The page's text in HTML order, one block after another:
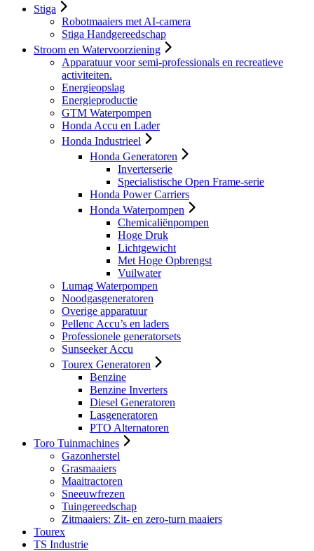
Stiga
Robotmaaiers met AI-camera
Stiga Handgereedschap
Stroom en Watervoorziening
Apparatuur voor semi-professionals en recreatieve
activiteiten.
Energieopslag
Energieproductie
GTM Waterpompen
Honda Accu en Lader
Honda Industrieel
Honda Generatoren
Inverterserie
Specialistische Open Frame-serie
Honda Power Carriers
Honda Waterpompen
Chemicaliënpompen
Hoge Druk
Lichtgewicht
Met Hoge Opbrengst
Vuilwater
Lumag Waterpompen
Noodgasgeneratoren
Overige apparatuur
Pellenc Accu’s en laders
Professionele generatorsets
Sunseeker Accu
Tourex Generatoren
Benzine
Benzine Inverters
Diesel Generatoren
Lasgeneratoren
PTO Alternatoren
Toro Tuinmachines
Gazonherstel
Grasmaaiers
Maaitractoren
Sneeuwfrezen
Tuingereedschap
Zitmaaiers: Zit- en zero-turn maaiers
Tourex
TS Industrie